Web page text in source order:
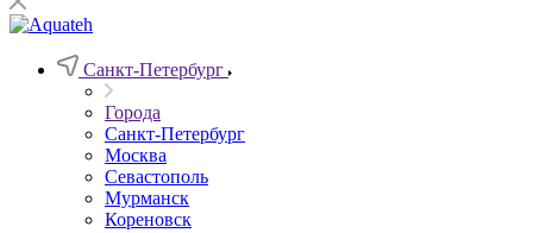
Санкт-Петербург
Города
Санкт-Петербург
Москва
Севастополь
Мурманск
Кореновск